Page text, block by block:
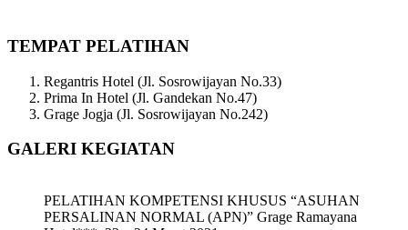
TEMPAT PELATIHAN
Regantris Hotel (Jl. Sosrowijayan No.33)
Prima In Hotel (Jl. Gandekan No.47)
Grage Jogja (Jl. Sosrowijayan No.242)
GALERI KEGIATAN
PELATIHAN KOMPETENSI KHUSUS “ASUHAN
PERSALINAN NORMAL (APN)” Grage Ramayana